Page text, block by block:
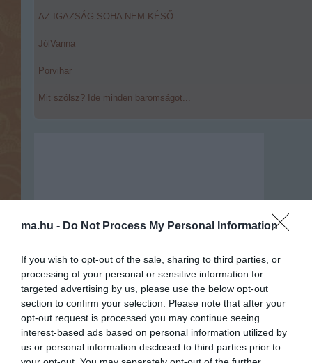
ma.hu - Do Not Process My Personal Information
If you wish to opt-out of the sale, sharing to third parties, or
processing of your personal or sensitive information for
targeted advertising by us, please use the below opt-out
section to confirm your selection. Please note that after your
opt-out request is processed you may continue seeing
interest-based ads based on personal information utilized by
us or personal information disclosed to third parties prior to
AZ IGAZSÁG SOHA NEM KÉSŐ
JólVanna
Porvihar
Mit szólsz? Ide minden baromságot...
Portál szoftver és szerkesztőségi